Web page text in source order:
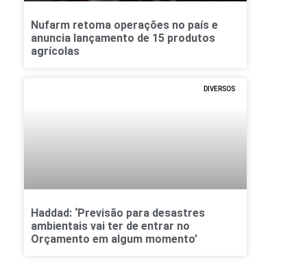
Nufarm retoma operações no país e
anuncia lançamento de 15 produtos
agrícolas
DIVERSOS
Haddad: ‘Previsão para desastres
ambientais vai ter de entrar no
Orçamento em algum momento’